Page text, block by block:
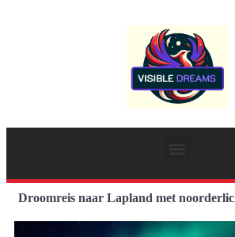
Droomreis naar Lapland met